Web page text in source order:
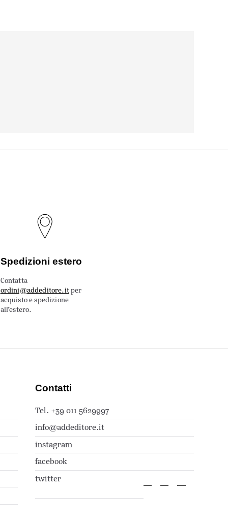
Spedizioni estero
Contatta
ordini@addeditore.itper
acquisto e spedizione
all’estero.
Contatti
Tel. +39 011 5629997
info@addeditore.it
instagram
facebook
twitter